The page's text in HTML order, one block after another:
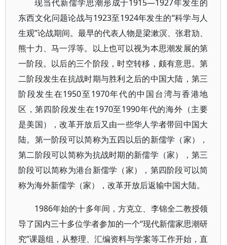
现当代新儒学思潮形成于1915—1927年发生的
东西文化问题论战与1923至1924年发生的“科学与人
生观”论战期间。最早的代表人物是梁漱溟、张君劢、
熊十力、马一浮等。以上也可以视为本思潮发展的第
一阶段。以后的三个阶段，时空转移，颇有意思。第
二阶段发生在抗战时期与胜利之后的中国大陆，第三
阶段发生在1950至1970年代的中国台湾与香港地
区，第四阶段发生在1970至1990年代的海外（主要
是美国），改革开放后又由一些华人学者带回中国大
陆。第一阶段可以简称为五四以后的新儒学（家），
第二阶段可以简称为抗战时期的新儒学（家），第三
阶段可以简称为港台新儒学（家），第四阶段可以简
称为海外新儒学（家），改革开放后返输中国大陆。
1986年始的十多年间，方克立、李锦全二教授领
导了国内三十多位学者参加的一个“现代新儒家思潮研
究”课题组，从整理、汇编资料与学案等工作开始，直